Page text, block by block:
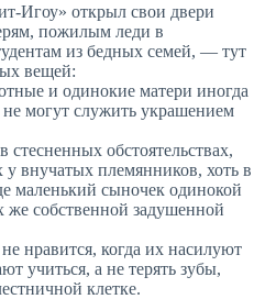
Игоу» открыл свои двери
пожилым леди в
из бедных семей, — тут
вещей:
и одинокие матери иногда
могут служить украшением
обстоятельствах,
у внучатых племянников, хоть в
маленький сыночек одинокой
же собственной задушенной
нравится, когда их насилуют
учиться, а не терять зубы,
клетке.